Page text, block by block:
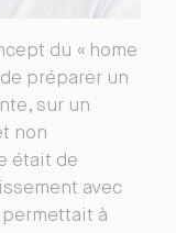
du « home
préparer un
sur un
non
était de
avec
à